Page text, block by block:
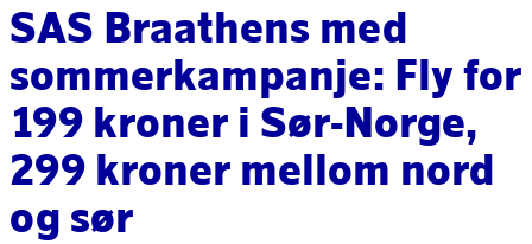
SAS Braathens med
sommerkampanje: Fly for
199 kroner i Sør-Norge,
299 kroner mellom nord
og sør